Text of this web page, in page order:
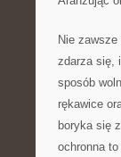
Nie
zdarza się,
sposób
rękawice
boryka się
ochronna